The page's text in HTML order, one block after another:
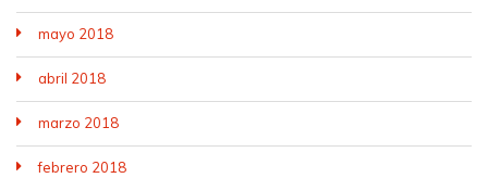
mayo 2018
abril 2018
marzo 2018
febrero 2018